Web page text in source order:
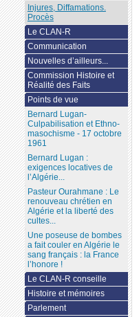
Injures, Diffamations.
Procès
Le CLAN-R
Communication
Nouvelles d’ailleurs...
Commission Histoire et
Réalité des Faits
Points de vue
Bernard Lugan-
Culpabilisation et Ethno-
masochisme - 17 octobre
1961
Bernard Lugan :
exigences locatives de
l’Algérie...
Pasteur Ourahmane : Le
renouveau chrétien en
Algérie et la liberté des
cultes...
Une poseuse de bombes
a fait couler en Algérie le
sang français : la France
l’honore !
Le CLAN-R conseille
Histoire et mémoires
Parlement